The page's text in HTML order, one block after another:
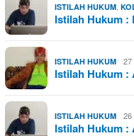
ISTILAH HUKUM
Istilah Hukum
ISTILAH HUKUM 27
Istilah Hukum :
ISTILAH HUKUM 26
Istilah Hukum :